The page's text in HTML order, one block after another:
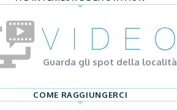
Guarda gli spot della località
COME RAGGIUNGERCI